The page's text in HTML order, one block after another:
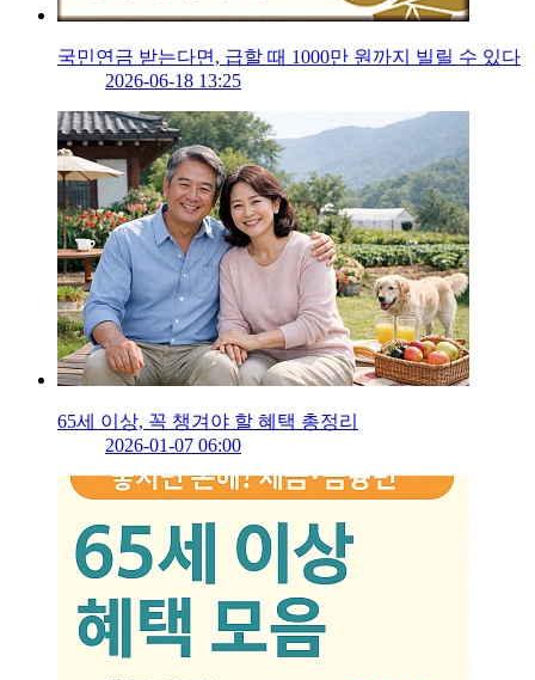
국민연금 받는다면, 급할 때 1000만 원까지 빌릴 수 있다
2026-06-18 13:25
65세 이상, 꼭 챙겨야 할 혜택 총정리
2026-01-07 06:00